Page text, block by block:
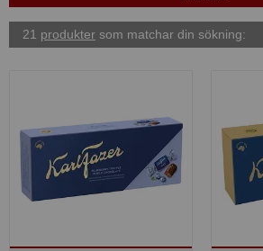
21 produkter som matchar din sökning: